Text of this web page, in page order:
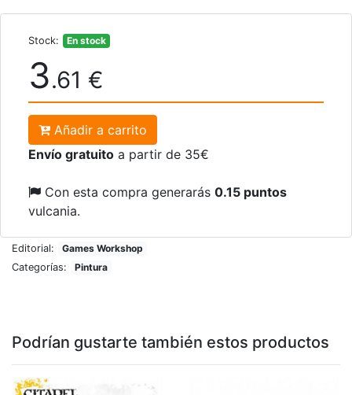
Stock: En stock
3.61 €
Añadir a carrito
Envío gratuito a partir de 35€
Con esta compra generarás 0.15 puntos
vulcania.
Editorial:
Games Workshop
Categorías:
Pintura
Podrían gustarte también estos productos